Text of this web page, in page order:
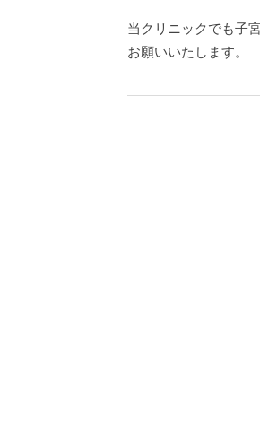
当クリニックでも子
お願いいたします。